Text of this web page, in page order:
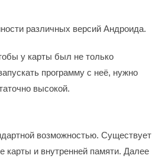
различных версий Андроида.
у карты был не только
программу с неё, нужно
высокой.
возможностью. Существует
карты и внутренней памяти. Далее